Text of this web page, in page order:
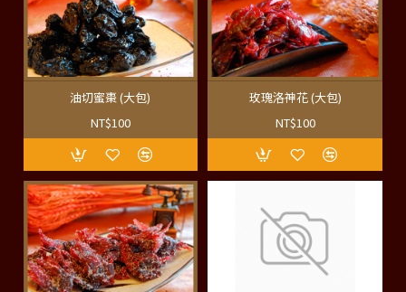
油切蜜棗 (大包)
NT$100
玫瑰洛神花 (大包)
NT$100